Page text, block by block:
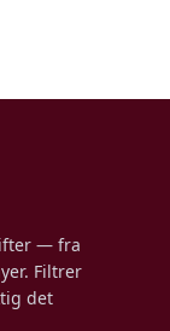
— fra
Filtrer
det